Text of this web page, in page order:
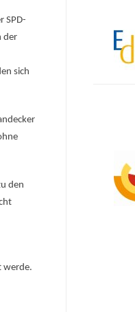
SPD-
der
sich
den
werde.